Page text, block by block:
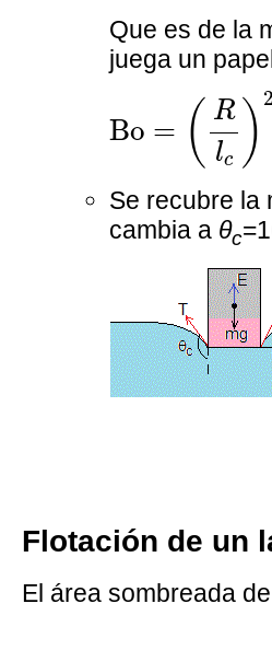
Que es de la
juega un
Bo = ( R
lc ) 2
c )2 = (9
Se recubre la
cambia a θc
Flotación de un
El área sombreada